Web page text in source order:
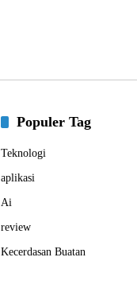
Populer Tag
Teknologi
aplikasi
Ai
review
Kecerdasan Buatan